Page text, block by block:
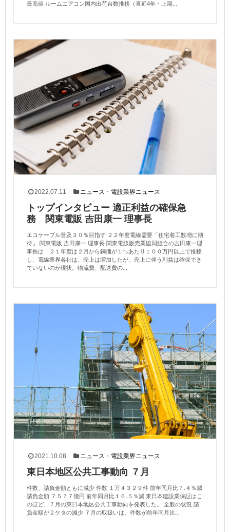
最高値 ルームエアコン国内出荷台数推移（直近4年・上期...
2022.07.11 ニュース ・ 電設業界ニュース
トップインタビュー 適正利益の確保急
務 関東電販 吉田康一 理事長
エコケーブル普及３０％目指す ２２年度電線需要「住宅着工数増に期
待」 関東電販 吉田康一 理事長 関東電線販売業協同組合の吉田康一理
事長は「２１年度は２月から銅価が１㌧あたり１００万円以上で推移
し、電線業界各社は、売上は増加したが、売上に伴う利益は確保でき
ていないのが現状。物流費、配送費の...
2021.10.08 ニュース ・ 電設業界ニュース
東日本地区公共工事動向 ７月
件数、請負金額ともに減少 件数 １万４３２９件 前年同月比７.４％減
請負金額 ７５７７億円 前年同月比１６.５％減 東日本建設業保証はこ
のほど、７月の東日本地区公共工事動向を発表した。 全般の状況 請
負金額が２ケタの減少 ７月の取扱いは、件数が前年同月比...